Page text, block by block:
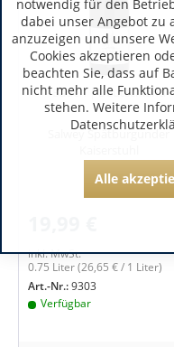
Baden | Deutschland
Salwey Spätburgunder
inkl. MwSt.
0.75 Liter(26,65 € / 1 Liter)
Art.-Nr.:9303
Verfügbar
notwendig für den
dabei unser Angebot zu
anzuzeigen und unsere
Cookies akzeptieren
beachten Sie, dass auf
nicht mehr alle
stehen. Weitere
Alle